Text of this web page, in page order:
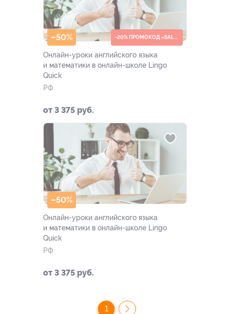
–50%
Онлайн-уроки английского языка
и математики в онлайн-школе Lingo
Quick
РФ
от 3 375 руб.
–50%
Онлайн-уроки английского языка
и математики в онлайн-школе Lingo
Quick
РФ
от 3 375 руб.
1